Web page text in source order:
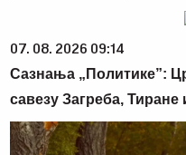
07. 08. 2026 09:14
Сазнања „Политике”:
савезу Загреба,